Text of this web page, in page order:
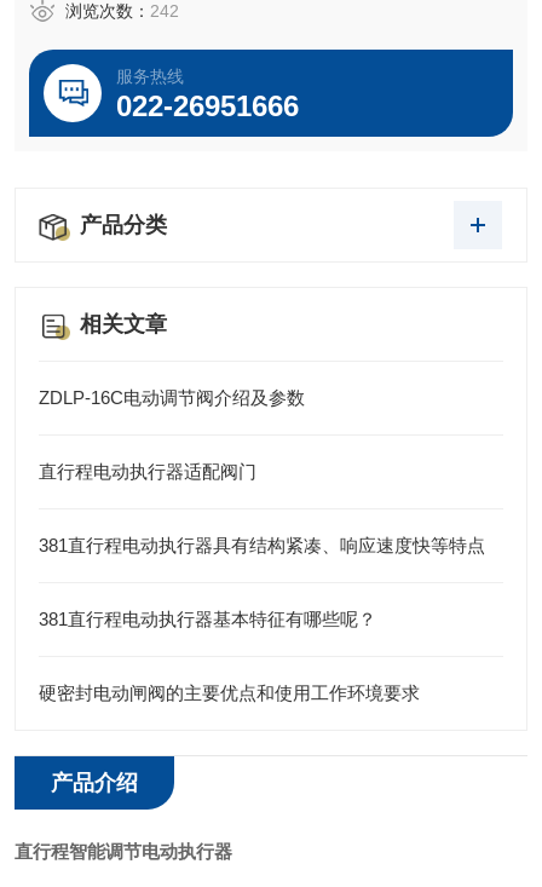
浏览次数： 242
服务热线
022-26951666
产品分类
相关文章
ZDLP-16C电动调节阀介绍及参数
直行程电动执行器适配阀门
381直行程电动执行器具有结构紧凑、响应速度快等特点
381直行程电动执行器基本特征有哪些呢？
硬密封电动闸阀的主要优点和使用工作环境要求
产品介绍
直行程智能调节电动执行器